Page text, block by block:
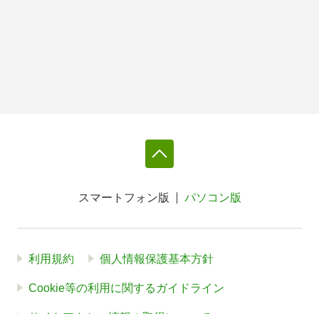
スマートフォン版 パソコン版
利用規約 個人情報保護基本方針
Cookie等の利用に関するガイドライン